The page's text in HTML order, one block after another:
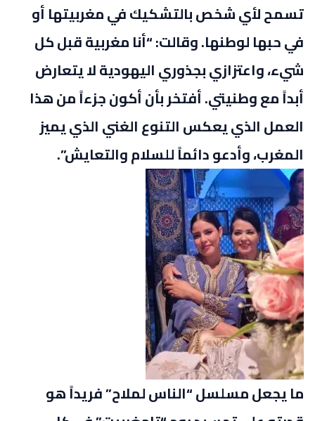
تسمح لأي شخص بالتشكيك في مغربيتها أو
في حبها لوطنها. وقالت: “أنا مغربية قبل كل
شيء، واعتزازي بجذوري اليهودية لا يتعارض
أبداً مع وطنيتي. أفتخر بأن أكون جزءاً من هذا
العمل الذي يعكس التنوع الغني الذي يميز
المغرب، وأدعو دائماً للسلام والتعايش”.
ما يجعل مسلسل “الناس لملاح” فريداً هو